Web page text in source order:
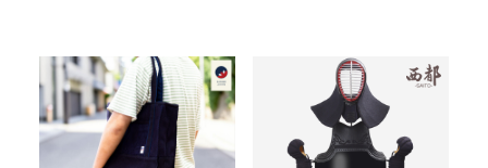
集めてきた防具です。その
堅牢さ、美しい造形、そし
て驚くほどの機動力。実戦
に必要な「守り」と「動
正藍染ならではの深みある